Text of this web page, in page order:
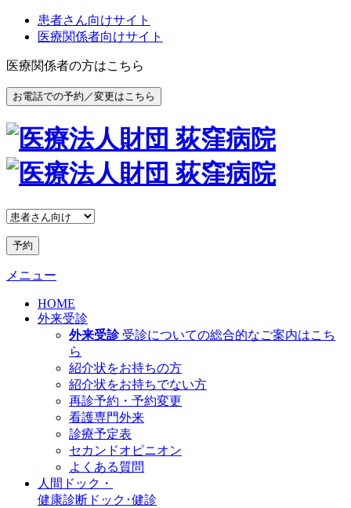
患者さん向けサイト
医療関係者向けサイト
医療関係者の方はこちら
お電話での予約／変更はこちら
予約
メニュー
HOME
外来受診
外来受診 受診についての総合的なご案内はこち
ら
紹介状をお持ちの方
紹介状をお持ちでない方
再診予約・予約変更
看護専門外来
診療予定表
セカンドオピニオン
よくある質問
人間ドック・
健康診断 ドック･健診